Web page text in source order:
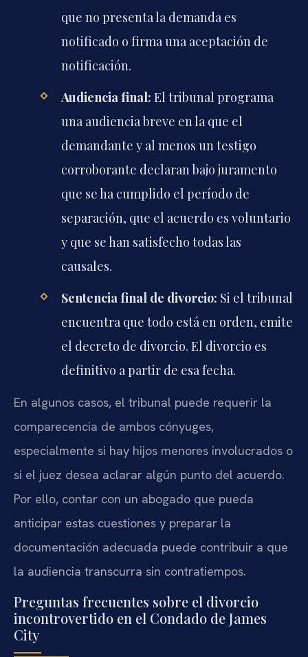
que no presenta la demanda es
notificado o firma una aceptación de
notificación.
Audiencia final: El tribunal programa
una audiencia breve en la que el
demandante y al menos un testigo
corroborante declaran bajo juramento
que se ha cumplido el período de
separación, que el acuerdo es voluntario
y que se han satisfecho todas las
causales.
Sentencia final de divorcio: Si el tribunal
encuentra que todo está en orden, emite
el decreto de divorcio. El divorcio es
definitivo a partir de esa fecha.
En algunos casos, el tribunal puede requerir la
comparecencia de ambos cónyuges,
especialmente si hay hijos menores involucrados o
si el juez desea aclarar algún punto del acuerdo.
Por ello, contar con un abogado que pueda
anticipar estas cuestiones y preparar la
documentación adecuada puede contribuir a que
la audiencia transcurra sin contratiempos.
Preguntas frecuentes sobre el divorcio
incontrovertido en el Condado de James
City